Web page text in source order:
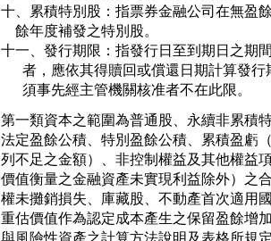
十、累積特別股：指票券金融公司在無盈
    餘年度補發之特別股。
十一、發行期限：指發行日至到期日之期
者，應依其得贖回或償還日期計算發
      須事先經主管機關核准者不在此限。
第一類資本之範圍為普通股、永續非累積
法定盈餘公積、特別盈餘公積、累積盈虧
列不足之金額）、非控制權益及其他權益
價值衡量之金融資產未實現利益除外）之
權未攤銷損失、庫藏股、不動產首次適用
重估價值作為認定成本產生之保留盈餘增
與風險性資產之計算方法說明及表格所規